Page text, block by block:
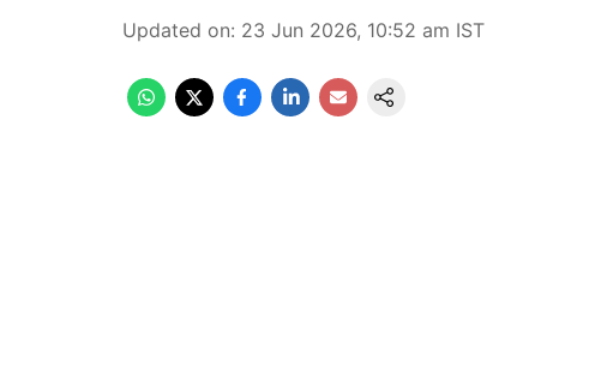
Updated on: 23 Jun 2026, 10:52 am IST